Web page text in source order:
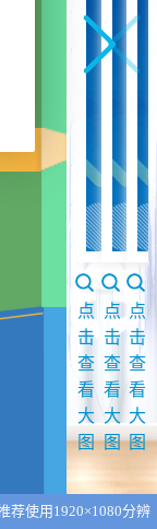
点
击
查
看
大
图
点
击
查
看
大
图
点
击
查
看
大
图
荐使用1920×1080分辨